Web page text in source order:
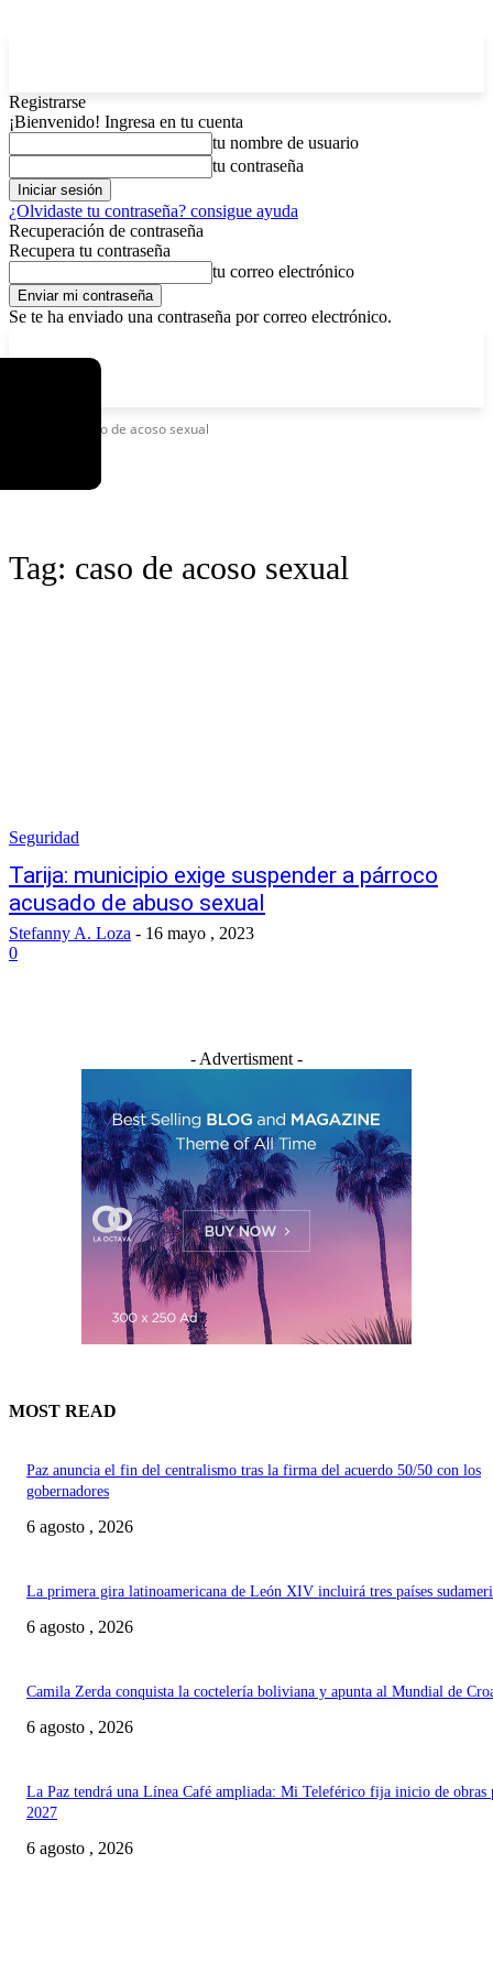
Registrarse
¡Bienvenido! Ingresa en tu cuenta
tu nombre de usuario
tu contraseña
¿Olvidaste tu contraseña? consigue ayuda
Recuperación de contraseña
Recupera tu contraseña
tu correo electrónico
Se te ha enviado una contraseña por correo electrónico.
Caso de acoso sexual
Tag: caso de acoso sexual
Seguridad
Tarija: municipio exige suspender a párroco
acusado de abuso sexual
Stefanny A. Loza - 16 mayo , 2023
0
- Advertisment -
MOST READ
Paz anuncia el fin del centralismo tras la firma del acuerdo 50/50 con los
gobernadores
6 agosto , 2026
La primera gira latinoamericana de León XIV incluirá tres países
6 agosto , 2026
Camila Zerda conquista la coctelería boliviana y apunta al Mundial de
6 agosto , 2026
La Paz tendrá una Línea Café ampliada: Mi Teleférico fija inicio de obras
2027
6 agosto , 2026